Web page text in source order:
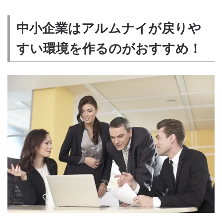
中小企業はアルムナイが戻りや
すい環境を作るのがおすすめ！